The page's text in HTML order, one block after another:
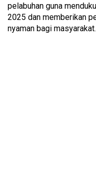
pelabuhan guna
2025 dan memberikan
nyaman bagi